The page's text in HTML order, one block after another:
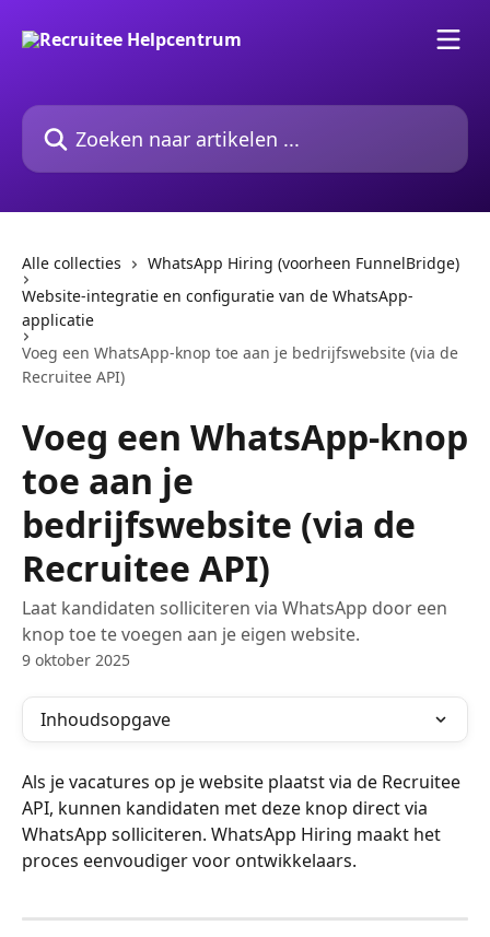
Zoeken naar artikelen ...
Alle collecties
WhatsApp Hiring (voorheen FunnelBridge)
Website-integratie en configuratie van de WhatsApp-
applicatie
Voeg een WhatsApp-knop toe aan je bedrijfswebsite (via de
Recruitee API)
Voeg een WhatsApp-knop
toe aan je
bedrijfswebsite (via de
Recruitee API)
Laat kandidaten solliciteren via WhatsApp door een
knop toe te voegen aan je eigen website.
9 oktober 2025
Inhoudsopgave
Als je vacatures op je website plaatst via de Recruitee
API, kunnen kandidaten met deze knop direct via
WhatsApp solliciteren. WhatsApp Hiring maakt het
proces eenvoudiger voor ontwikkelaars.